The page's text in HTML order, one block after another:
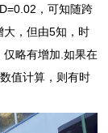
，可知随跨
大，但由5知，时
仅略有增加.如果在
值计算，则有时